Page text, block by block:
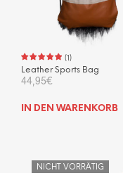
(1)
Leather Sports Bag
44,95€
IN DEN WARENKORB
NICHT VORRÄTIG